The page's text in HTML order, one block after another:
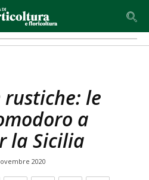
le
a
la Sicilia
2020